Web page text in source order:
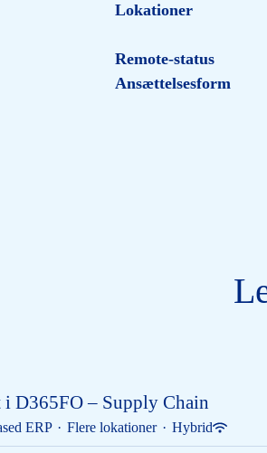
Lokationer
Remote-status
Ansættelsesform
D365FO – Supply Chain
ERP · Flere lokationer · Hybrid